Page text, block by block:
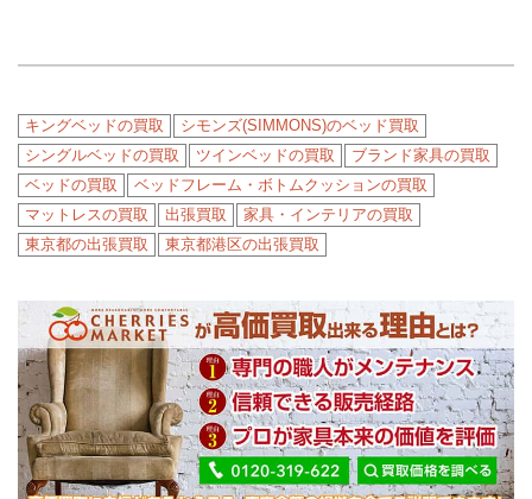
キングベッドの買取
シモンズ(SIMMONS)のベッド買取
シングルベッドの買取
ツインベッドの買取
ブランド家具の買取
ベッドの買取
ベッドフレーム・ボトムクッションの買取
マットレスの買取
出張買取
家具・インテリアの買取
東京都の出張買取
東京都港区の出張買取